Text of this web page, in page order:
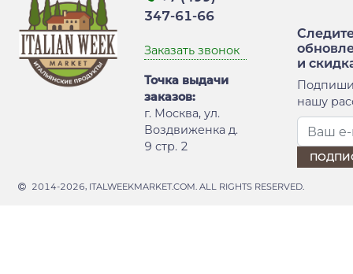
347-61-66
Заказать звонок
Точка выдачи
заказов:
г. Москва, ул.
Воздвиженка д.
9 стр. 2
и
нашу
2014-2026, ITALWEEKMARKET.COM. ALL RIGHTS RESERVED.